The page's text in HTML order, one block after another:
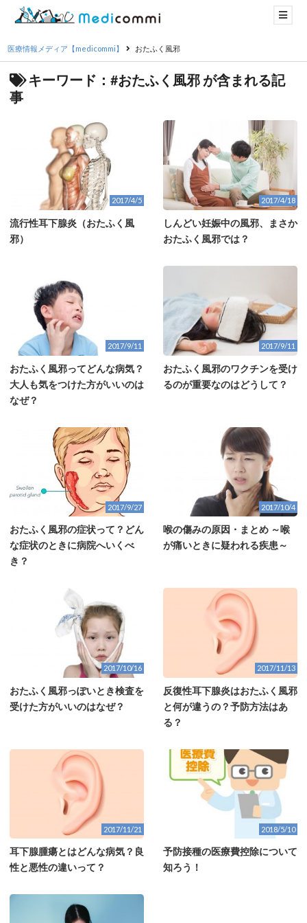
医療情報メディア【medicommi】 おたふく風邪
キーワード：#おたふく風邪 が含まれる記
事
2017/4/5
流行性耳下腺炎（おたふく風
邪）
2017/4/18
しんどい妊娠中の風邪、まさか
おたふく風邪では？
2017/9/11
おたふく風邪ってどんな病気？
大人も気をつけた方がいいのは
なぜ？
2017/9/11
おたふく風邪のワクチンを受け
るのが重要なのはどうして？
2017/9/27
おたふく風邪の症状って？どん
な症状のときに病院へいくべ
き？
2017/10/4
喉の傷みの原因・まとめ ～喉
が痛いときに疑われる疾患～
2017/10/16
おたふく風邪っぽいとき検査を
受けた方がいいのはなぜ？
2017/11/13
反復性耳下腺炎はおたふく風邪
と何が違うの？予防方法はあ
る？
2017/11/21
耳下腺腫瘍とはどんな病気？良
性と悪性の違いって？
2018/5/10
予防接種の医療費控除について
知ろう！